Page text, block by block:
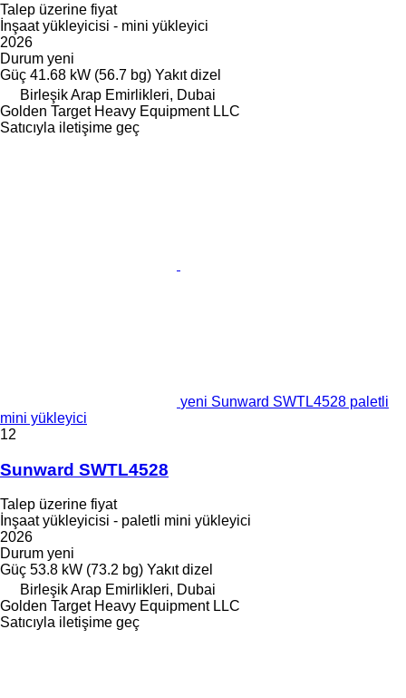
Talep üzerine fiyat
İnşaat yükleyicisi - mini yükleyici
2026
Durum yeni
Güç 41.68 kW (56.7 bg) Yakıt dizel
Birleşik Arap Emirlikleri, Dubai
Golden Target Heavy Equipment LLC
Satıcıyla iletişime geç
yeni Sunward SWTL4528 paletli
mini yükleyici
12
Sunward SWTL4528
Talep üzerine fiyat
İnşaat yükleyicisi - paletli mini yükleyici
2026
Durum yeni
Güç 53.8 kW (73.2 bg) Yakıt dizel
Birleşik Arap Emirlikleri, Dubai
Golden Target Heavy Equipment LLC
Satıcıyla iletişime geç